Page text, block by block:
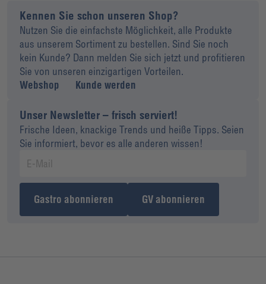
Kennen Sie schon unseren Shop?
Nutzen Sie die einfachste Möglichkeit, alle Produkte
aus unserem Sortiment zu bestellen. Sind Sie noch
kein Kunde? Dann melden Sie sich jetzt und profitieren
Sie von unseren einzigartigen Vorteilen.
Webshop
Kunde werden
Unser Newsletter – frisch serviert!
Frische Ideen, knackige Trends und heiße Tipps. Seien
Sie informiert, bevor es alle anderen wissen!
Gastro abonnieren GV abonnieren